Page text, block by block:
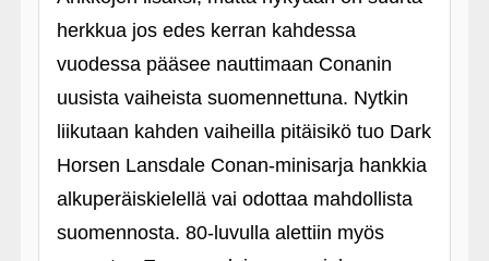
herkkua jos edes kerran kahdessa
vuodessa pääsee nauttimaan Conanin
uusista vaiheista suomennettuna. Nytkin
liikutaan kahden vaiheilla pitäisikö tuo Dark
Horsen Lansdale Conan-minisarja hankkia
alkuperäiskielellä vai odottaa mahdollista
suomennosta. 80-luvulla alettiin myös